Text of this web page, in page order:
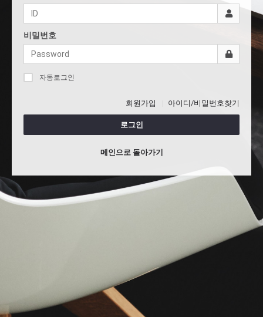
비밀번호
자동로그인
회원가입 아이디/비밀번호찾기
로그인
메인으로 돌아가기